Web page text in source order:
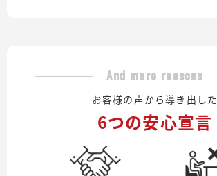
And more reasons
お客様の声から導き出した
6つの安心宣言